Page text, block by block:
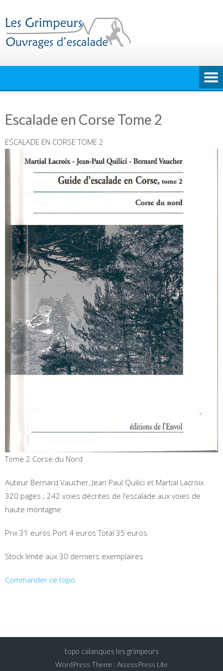
to
content
Escalade en Corse Tome 2
ESCALADE EN CORSE TOME 2
Tome 2 Corse du Nord
Auteur Bernard Vaucher, Jean Paul Quilici et Martial Lacroix
320 pages ; 242 voies décrites de l’escalade aux voies de
haute montagne
Prix 31 euros Port 4 euros Total 35 euros
Stock limité aux 30 derniers exemplaires
Commander ce topo
topo calanques les grimpeurs
WordPress Theme :AccessPress Lite